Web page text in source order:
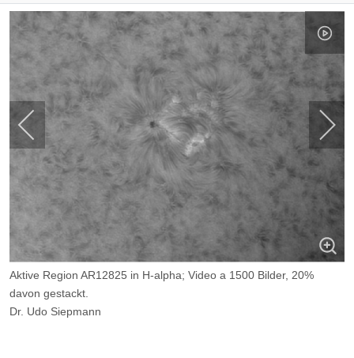
Aktive Region AR12825 in H-alpha; Video a 1500 Bilder, 20%
davon gestackt.
Dr. Udo Siepmann